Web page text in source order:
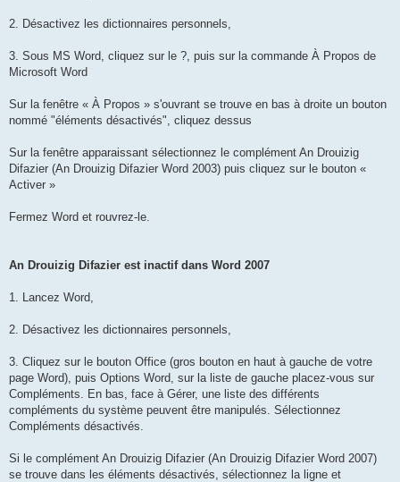
2. Désactivez les dictionnaires personnels,
3. Sous MS Word, cliquez sur le ?, puis sur la commande À Propos de
Microsoft Word
Sur la fenêtre « À Propos » s'ouvrant se trouve en bas à droite un bouton
nommé "éléments désactivés", cliquez dessus
Sur la fenêtre apparaissant sélectionnez le complément An Drouizig
Difazier (An Drouizig Difazier Word 2003) puis cliquez sur le bouton «
Activer »
Fermez Word et rouvrez-le.
An Drouizig Difazier est inactif dans Word 2007
1. Lancez Word,
2. Désactivez les dictionnaires personnels,
3. Cliquez sur le bouton Office (gros bouton en haut à gauche de votre
page Word), puis Options Word, sur la liste de gauche placez-vous sur
Compléments. En bas, face à Gérer, une liste des différents
compléments du système peuvent être manipulés. Sélectionnez
Compléments désactivés.
Si le complément An Drouizig Difazier (An Drouizig Difazier Word 2007)
se trouve dans les éléments désactivés, sélectionnez la ligne et